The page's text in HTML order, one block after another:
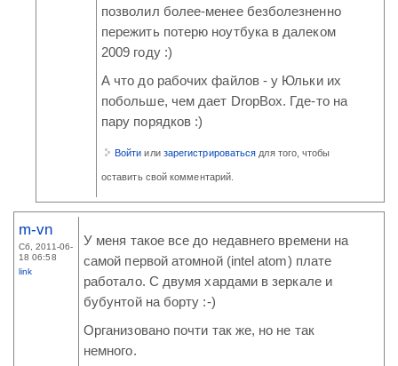
позволил более-менее безболезненно
пережить потерю ноутбука в далеком
2009 году :)
А что до рабочих файлов - у Юльки их
побольше, чем дает DropBox. Где-то на
пару порядков :)
Войти или зарегистрироваться для того, чтобы
оставить свой комментарий.
m-vn
Сб, 2011-06-
18 06:58
link
У меня такое все до недавнего времени на
самой первой атомной (intel atom) плате
работало. С двумя хардами в зеркале и
бубунтой на борту :-)
Организовано почти так же, но не так
немного.